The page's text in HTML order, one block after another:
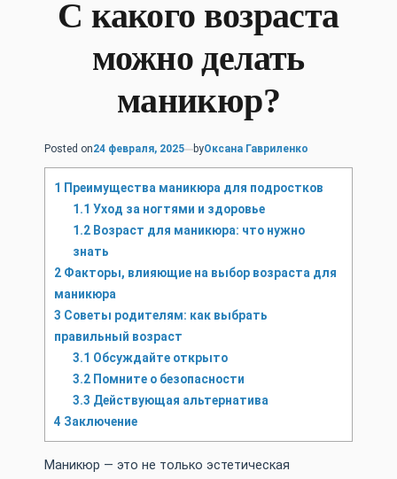
С какого возраста
можно делать
маникюр?
Posted on24 февраля, 2025 byОксана Гавриленко
1 Преимущества маникюра для подростков
1.1 Уход за ногтями и здоровье
1.2Возраст для маникюра: что нужно
знать
2 Факторы, влияющие на выбор возраста для
маникюра
3 Советы родителям: как выбрать
правильный возраст
3.1 Обсуждайте открыто
3.2Помните о безопасности
3.3 Действующая альтернатива
4 Заключение
Маникюр — это не только эстетическая